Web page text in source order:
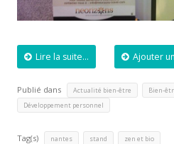
Lire la suite... Ajouter
Publié dans Actualité bien-être Bien-
Développement personnel
Tag(s) nantes stand zen et bio